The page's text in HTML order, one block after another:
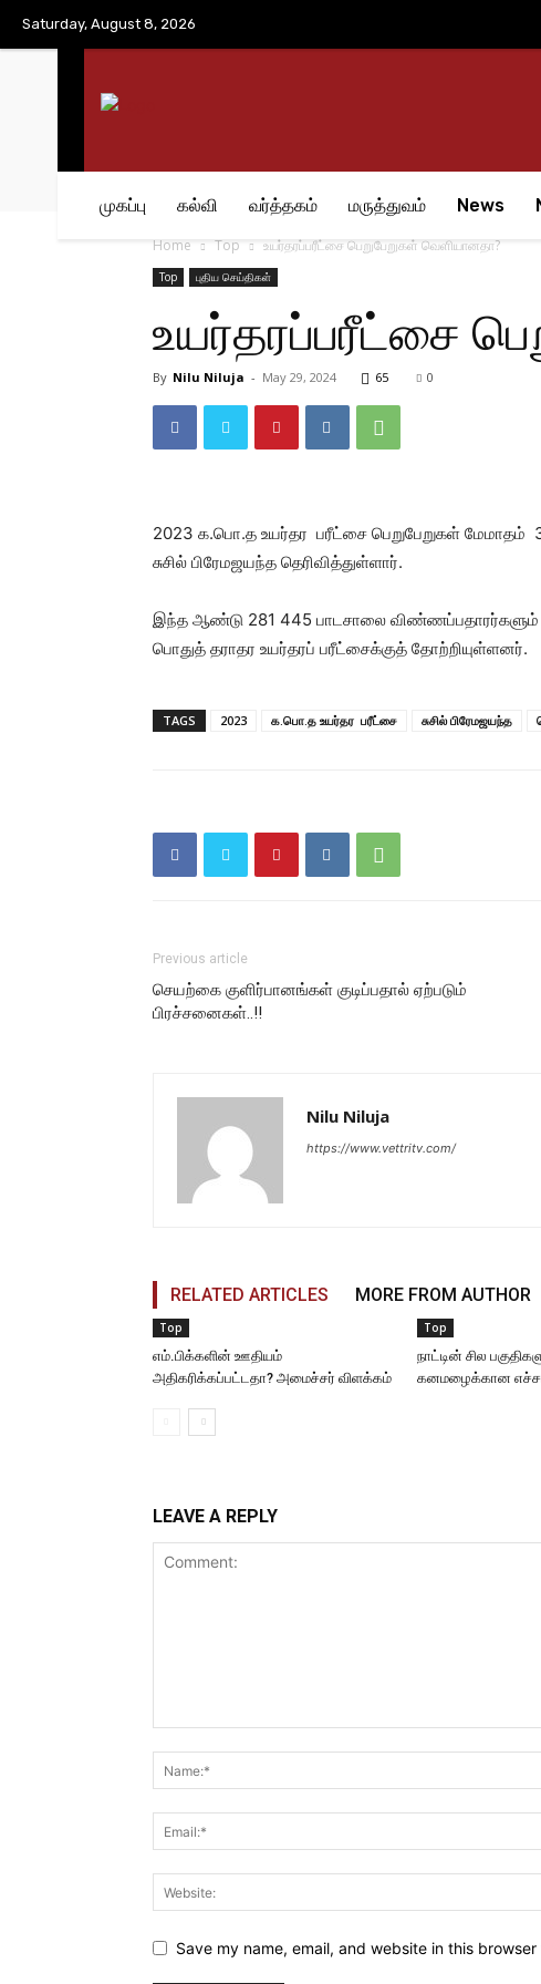
Saturday, August 8, 2026
முகப்பு கல்வி வர்த்தகம் மருத்துவம் News
Home Top உயர்தரப்பரீட்சை பெறுபேறுகள் வெளியானதா?
Top புதிய செய்திகள்
உயர்தரப்பரீட்சை
By Nilu Niluja - May 29, 2024 65 0
2023 க.பொ.த உயர்தர பரீட்சை பெறுபேறுகள் மேமாதம்
சுசில் பிரேமஜயந்த தெரிவித்துள்ளார்.
இந்த ஆண்டு 281 445 பாடசாலை விண்ணப்பதாரர்களும்
பொதுத் தராதர உயர்தரப் பரீட்சைக்குத் தோற்றியுள்ளனர்.
TAGS 2023 க.பொ.த உயர்தர பரீட்சை சுசில் பிரேமஜயந்த
Previous article
செயற்கை குளிர்பானங்கள் குடிப்பதால் ஏற்படும்
பிரச்சனைகள்..!!
Nilu Niluja
https://www.vettritv.com/
RELATED ARTICLES MORE FROM AUTHOR
Top
எம்.பிக்களின் ஊதியம்
அதிகரிக்கப்பட்டதா? அமைச்சர் விளக்கம்
Top
நாட்டின் சில
கனமழைக்கான
LEAVE A REPLY
Save my name, email, and website in this